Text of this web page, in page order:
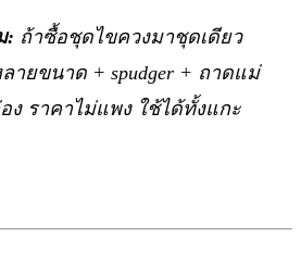
: ถ้าซื้อชุดไขควงมาชุดเดียว
ายขนาด + spudger + ถาดแม่
ง ราคาไม่แพง ใช้ได้ทั้งแกะ